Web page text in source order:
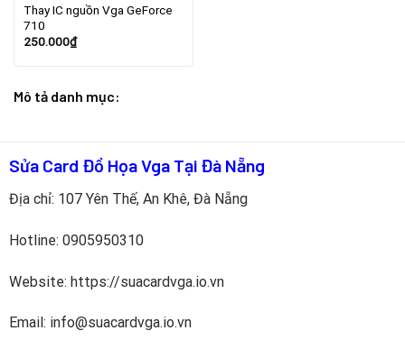
Thay IC nguồn Vga GeForce
710
250.000₫
Mô tả danh mục:
Sửa Card Đồ Họa Vga Tại Đà Nẵng
Địa chỉ: 107 Yên Thế, An Khê, Đà Nẵng
Hotline: 0905950310
Website: https://suacardvga.io.vn
Email: info@suacardvga.io.vn